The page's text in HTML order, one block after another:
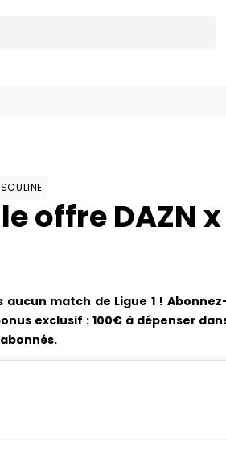
offre DAZN
aucun match de Ligue 1 !
exclusif : 100€ à dépenser